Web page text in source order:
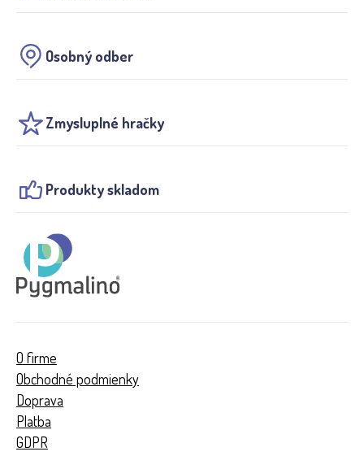
Osobný odber
Zmysluplné hračky
Produkty skladom
O firme
Obchodné podmienky
Doprava
Platba
GDPR